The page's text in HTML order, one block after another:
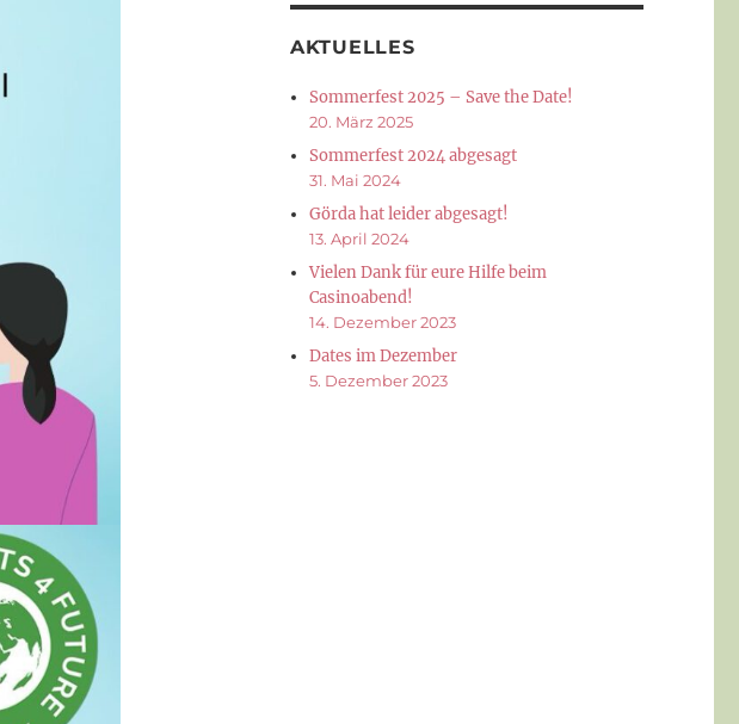
AKTUELLES
Sommerfest 2025 – Save the Date!
20. März 2025
Sommerfest 2024 abgesagt
31. Mai 2024
Görda hat leider abgesagt!
13. April 2024
Vielen Dank für eure Hilfe beim
Casinoabend!
14. Dezember 2023
Dates im Dezember
5. Dezember 2023